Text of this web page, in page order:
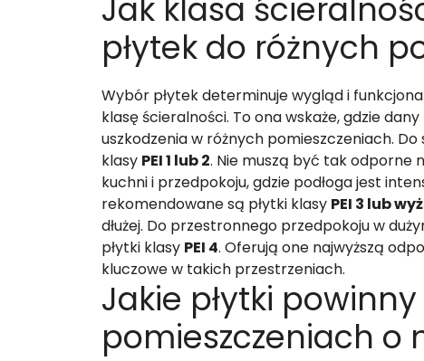
Jak klasa
płytek do różnych
Wybór płytek determinuje wygląd i
klasę ścieralności. To ona wskaże, gdzie
uszkodzenia w różnych pomieszczeniach.
klasy PEI 1 lub 2. Nie muszą być tak odporne
kuchni i przedpokoju, gdzie podłoga jest
rekomendowane są płytki klasy PEI 3 lub
dłużej. Do przestronnego przedpokoju w
płytki klasy PEI 4. Oferują one najwyższą
kluczowe w takich przestrzeniach.
Jakie płytki
pomieszczeniach o